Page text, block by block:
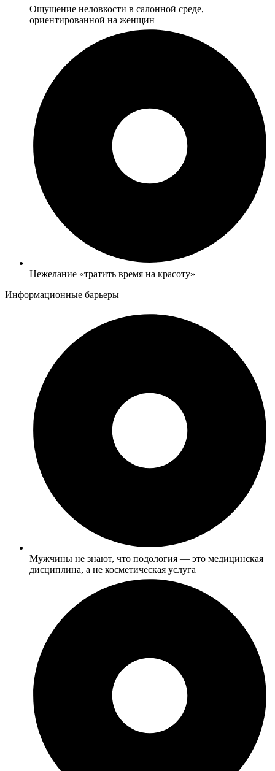
Ощущение неловкости в салонной среде,
ориентированной на женщин
Нежелание «тратить время на красоту»
Информационные барьеры
Мужчины не знают, что подология — это медицинская
дисциплина, а не косметическая услуга